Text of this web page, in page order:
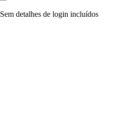
Sem detalhes de login incluídos